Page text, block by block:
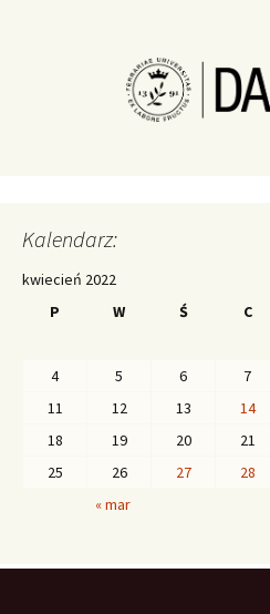
Kalendarz:
kwiecień 2022
P
W Ś C
4
5 6 7
11
12 13 14
18
19 20 21
25
26 27 28
« mar